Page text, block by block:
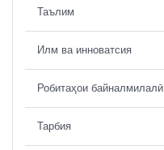
Таълим
Илм ва инноватсия
Робитаҳои байналмилалӣ
Тарбия